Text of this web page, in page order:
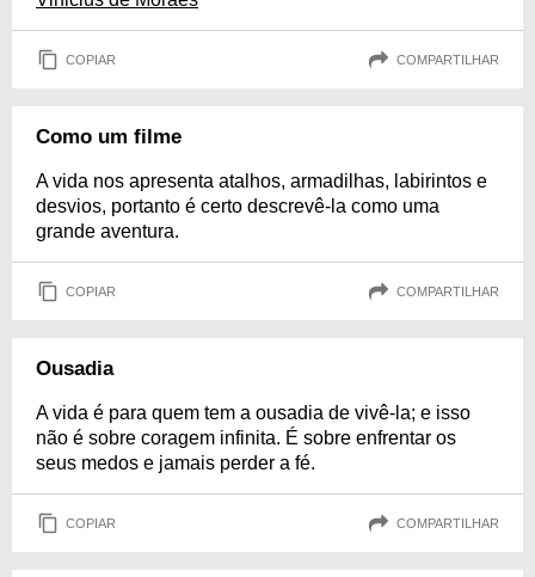
COPIAR COMPARTILHAR
Como um filme
A vida nos apresenta atalhos, armadilhas, labirintos e
desvios, portanto é certo descrevê-la como uma
grande aventura.
COPIAR COMPARTILHAR
Ousadia
A vida é para quem tem a ousadia de vivê-la; e isso
não é sobre coragem infinita. É sobre enfrentar os
seus medos e jamais perder a fé.
COPIAR COMPARTILHAR